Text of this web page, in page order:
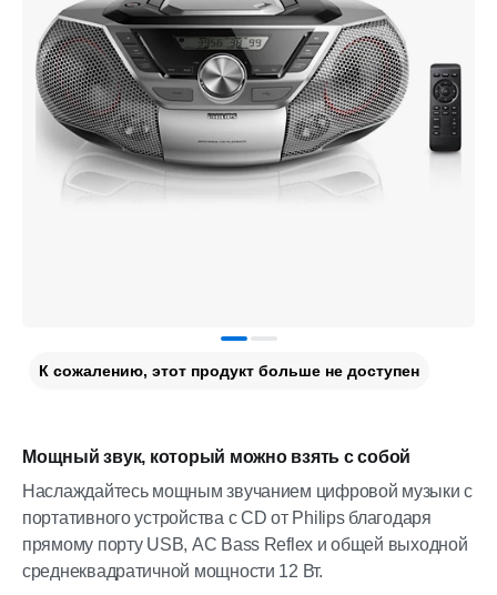
Мощный звук, который можно взять с собой
Наслаждайтесь мощным звучанием цифровой музыки с
портативного устройства с CD от Philips благодаря
прямому порту USB, АС Bass Reflex и общей выходной
среднеквадратичной мощности 12 Вт.
К сожалению, этот продукт больше не доступен